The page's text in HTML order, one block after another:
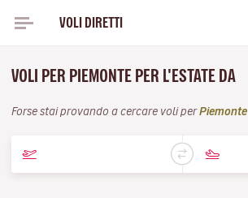
VOLI DIRETTI
VOLI PER PIEMONTE PER L'ESTATE DA
Forse stai provando a cercare voli perPiemonte